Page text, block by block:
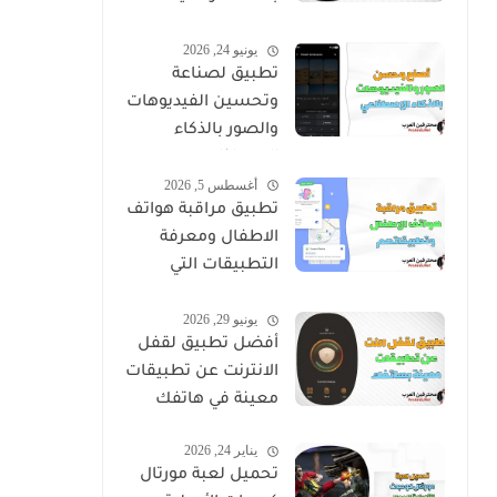
يونيو 24, 2026
تطبيق لصناعة
وتحسين الفيديوهات
والصور بالذكاء
أغسطس 5, 2026
تطبيق مراقبة هواتف
الاطفال ومعرفة
التطبيقات التي
يونيو 29, 2026
أفضل تطبيق لقفل
الانترنت عن تطبيقات
معينة في هاتفك
يناير 24, 2026
تحميل لعبة مورتال